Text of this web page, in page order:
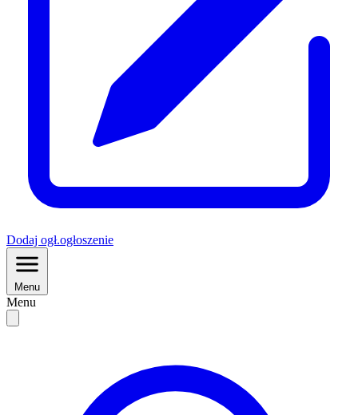
Dodaj ogł.ogłoszenie
Menu
Menu